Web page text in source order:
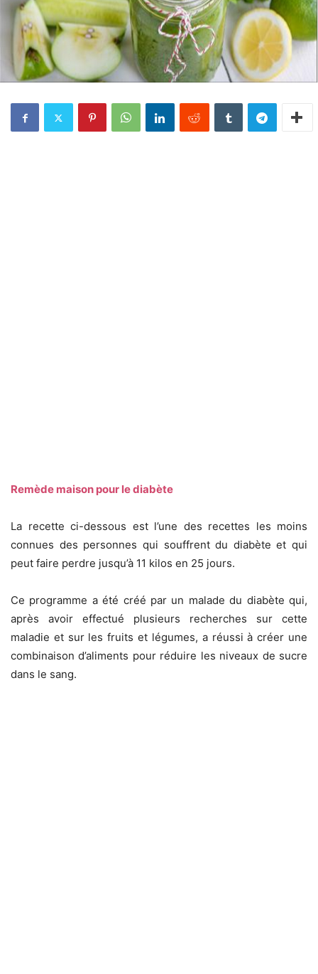
Remède maison pour le diabète
La recette ci-dessous est l’une des recettes les moins
connues des personnes qui souffrent du diabète et qui
peut faire perdre jusqu’à 11 kilos en 25 jours.
Ce programme a été créé par un malade du diabète qui,
après avoir effectué plusieurs recherches sur cette
maladie et sur les fruits et légumes, a réussi à créer une
combinaison d’aliments pour réduire les niveaux de sucre
dans le sang.